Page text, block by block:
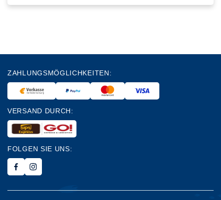
ZAHLUNGSMÖGLICHKEITEN:
VERSAND DURCH:
FOLGEN SIE UNS: